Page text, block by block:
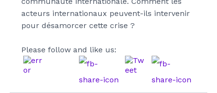
acteurs internationaux peuvent-ils intervenir
pour désamorcer cette crise ?
Please follow and like us: